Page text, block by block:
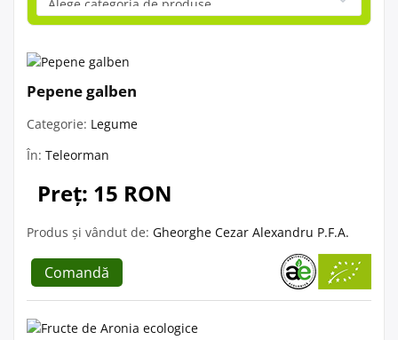
Pepene galben
Categorie: Legume
În: Teleorman
Preț: 15 RON
Produs și vândut de: Gheorghe Cezar Alexandru P.F.A.
Comandă